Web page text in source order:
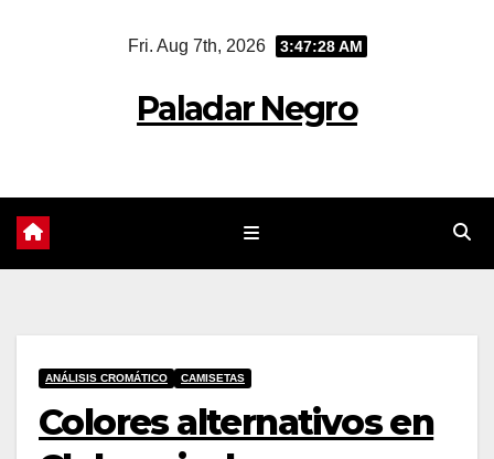
Fri. Aug 7th, 2026 3:47:29 AM
Paladar Negro
ANÁLISIS CROMÁTICO CAMISETAS
Colores alternativos en